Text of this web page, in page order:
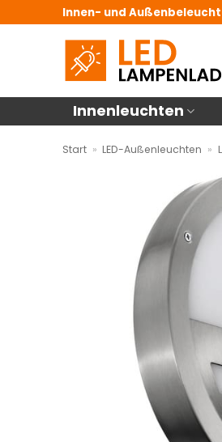
Innen- und
Innenleuchten
Start » LED-Außenleuchten »